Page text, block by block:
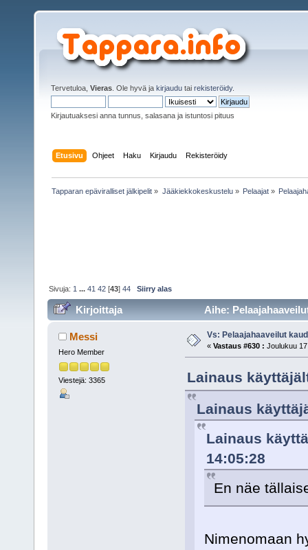
Tervetuloa, Vieras . Ole hyvä ja kirjaudu tai rekisteröidy.
Kirjautuaksesi anna tunnus, salasana ja istuntosi pituus
Etusivu Ohjeet Haku Kirjaudu Rekisteröidy
Tapparan epäviralliset jälkipelit » Jääkiekkokeskustelu» Pelaajat»
Sivuja: 1 ...41 42 [43]44 Siirry alas
Kirjoittaja Aihe:
Messi
Hero Member
Viestejä: 3365
Vs: Pelaajahaaveilut
« Vastaus #630 : Joulukuu
Lainaus
Lainaus
Lainaus
14:05:28
En näe
Nimenomaan